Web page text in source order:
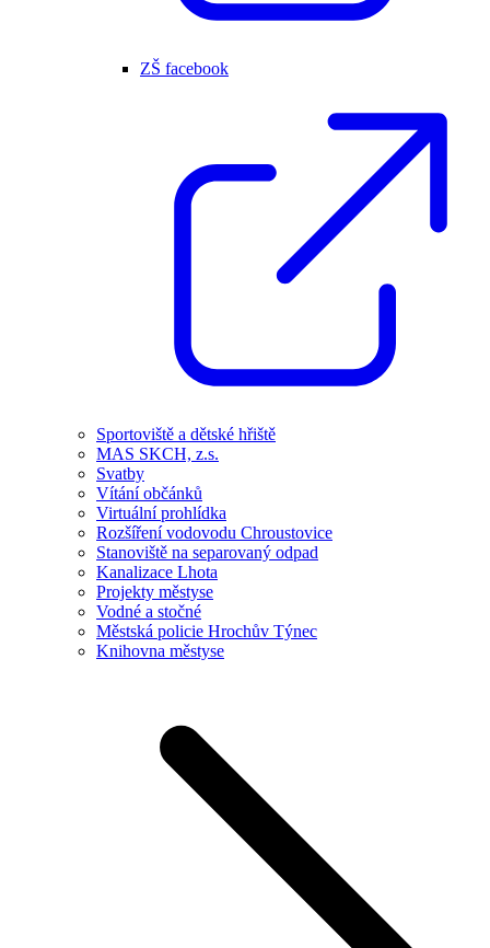
ZŠ facebook
Sportoviště a dětské hřiště
MAS SKCH, z.s.
Svatby
Vítání občánků
Virtuální prohlídka
Rozšíření vodovodu Chroustovice
Stanoviště na separovaný odpad
Kanalizace Lhota
Projekty městyse
Vodné a stočné
Městská policie Hrochův Týnec
Knihovna městyse